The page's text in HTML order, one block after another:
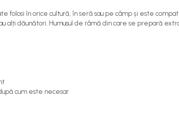
folosi în orice cultură, în seră sau pe câmp și este
alți dăunători. Humusul de râmă din care se prepară
cum este necesar